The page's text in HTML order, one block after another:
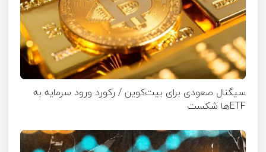
سیگنال صعودی برای بیت‌کوین / رکورد ورود سرمایه به
ETFها شکست